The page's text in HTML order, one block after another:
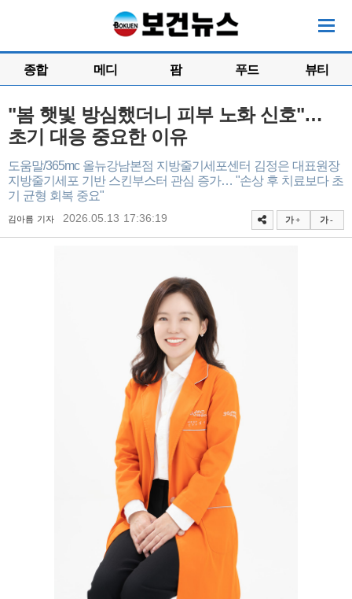
종합 메디 팜 푸드 뷰티
"봄 햇빛 방심했더니 피부 노화 신호"…
초기 대응 중요한 이유
도움말/365mc 올뉴강남본점 지방줄기세포센터 김정은 대표원장
지방줄기세포 기반 스킨부스터 관심 증가… "손상 후 치료보다 초
기 균형 회복 중요"
김아름 기자 2026.05.13 17:36:19 가 + 가 -